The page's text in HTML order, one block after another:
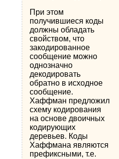
При этом
получившиеся коды
должны обладать
свойством, что
закодированное
сообщение можно
однозначно
декодировать
обратно в исходное
сообщение.
Хаффман предложил
схему кодирования
на основе двоичных
кодирующих
деревьев. Коды
Хаффмана являются
префиксными, т.е.